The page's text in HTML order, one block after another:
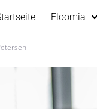
Floomia